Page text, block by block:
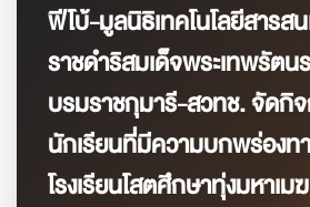
ฟีโบ้-มูลนิธิเทคโนโลยีสารส
ราชดำริสมเด็จพระเทพรัต
บรมราชกุมารี-สวทช. จัดกิ
นักเรียนที่มีความบกพร่องท
โรงเรียนโสตศึกษาทุ่งมหาเมฆ